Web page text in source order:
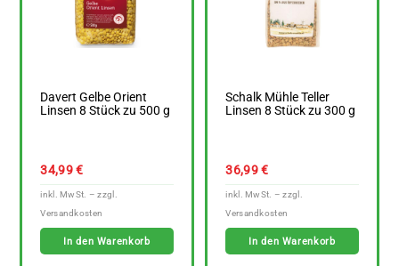
Davert Gelbe Orient
Linsen 8 Stück zu 500 g
34,99€
In den Warenkorb
Schalk Mühle Teller
Linsen 8 Stück zu 300 g
36,99€
In den Warenkorb